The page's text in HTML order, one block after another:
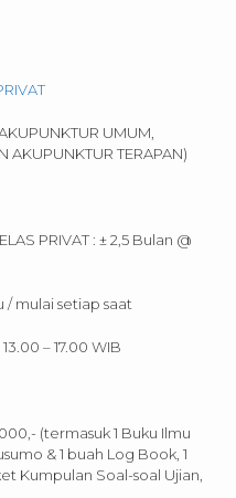
UMUM,
AKUPUNKTUR TERAPAN)
PRIVAT : ± 2,5 Bulan @
/ mulai setiap saat
– 17.00 WIB
(termasuk 1 Buku Ilmu
& 1 buah Log Book, 1
Kumpulan Soal-soal Ujian,